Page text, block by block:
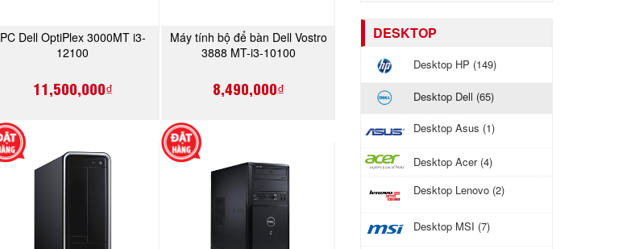
PC Dell OptiPlex 3000MT i3-
12100
11,500,000₫
MUA NGAY
Máy tính bộ để bàn Dell Vostro
3888 MT-i3-10100
8,490,000₫
MUA NGAY
DESKTOP
Desktop HP (149)
Desktop Dell (65)
Desktop Asus (1)
Desktop Acer (4)
Desktop Lenovo (2)
Desktop MSI (7)